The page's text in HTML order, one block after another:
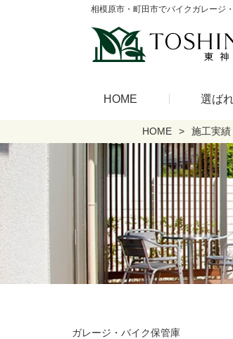
相模原市・町田市でバイクガレージ
HOME 選ば
HOME 施工実績
ガレージ・バイク保管庫